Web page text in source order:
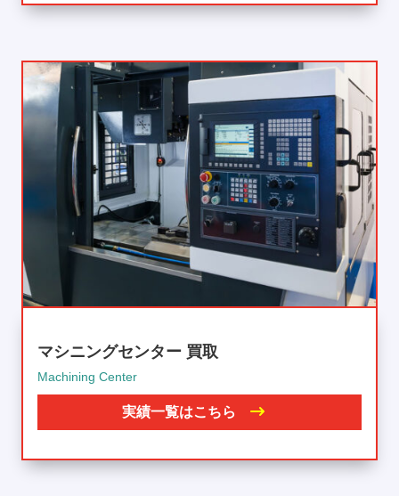
マシニングセンター 買取
Machining Center
実績一覧はこちら